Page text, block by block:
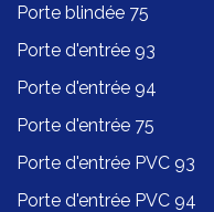
Porte blindée 75
Porte d'entrée 93
Porte d'entrée 94
Porte d'entrée 75
Porte d'entrée PVC 93
Porte d'entrée PVC 94